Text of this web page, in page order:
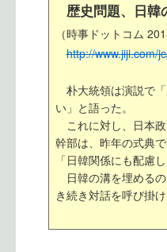
歴史問題、日韓
（時事ドットコム
http://www.jiji.com/
朴大統領は演説で
い」と語った。
これに対し、日本
幹部は、昨年の式典
「日韓関係にも配慮
日韓の溝を埋める
き続き対話を呼び掛け